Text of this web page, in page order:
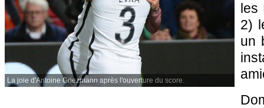
La joie d'Antoine Griezmann après l'ouverture du score.
les
2)
un